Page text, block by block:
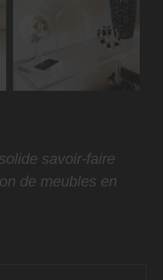
savoir-faire
de meubles en